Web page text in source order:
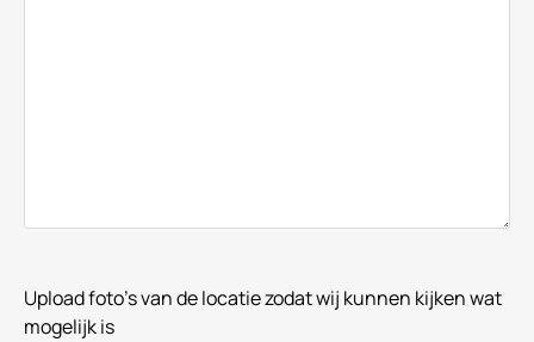
Upload foto's van de locatie zodat wij kunnen kijken wat
mogelijk is